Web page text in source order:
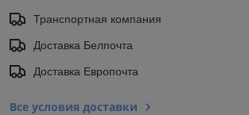
Транспортная компания
Доставка Белпочта
Доставка Европочта
Все условия доставки